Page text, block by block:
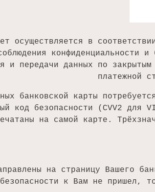
осуществляется в
конфиденциальности
и передачи данных по
платежной
банковской карты
код безопасности (CVV2 для
на самой карте.
на страницу Вашего
безопасности к Вам не пришел,